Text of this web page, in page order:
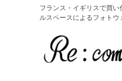
フランス・イギリスで買
ルスペースによるフォトウ